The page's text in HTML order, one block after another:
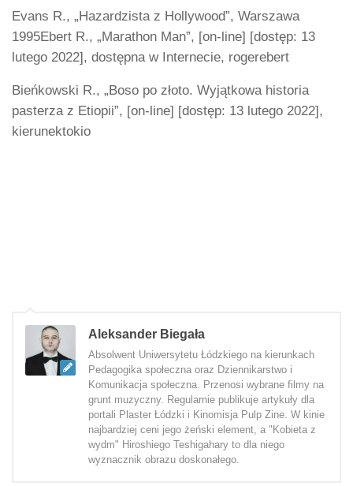
Evans R., „Hazardzista z Hollywood”, Warszawa
1995Ebert R., „Marathon Man”, [on-line] [dostęp: 13
lutego 2022], dostępna w Internecie, rogerebert
Bieńkowski R., „Boso po złoto. Wyjątkowa historia
pasterza z Etiopii”, [on-line] [dostęp: 13 lutego 2022],
kierunektokio
Aleksander Biegała
Absolwent Uniwersytetu Łódzkiego na kierunkach
Pedagogika społeczna oraz Dziennikarstwo i
Komunikacja społeczna. Przenosi wybrane filmy na
grunt muzyczny. Regularnie publikuje artykuły dla
portali Plaster Łódzki i Kinomisja Pulp Zine. W kinie
najbardziej ceni jego żeński element, a "Kobieta z
wydm" Hiroshiego Teshigahary to dla niego
wyznacznik obrazu doskonałego.